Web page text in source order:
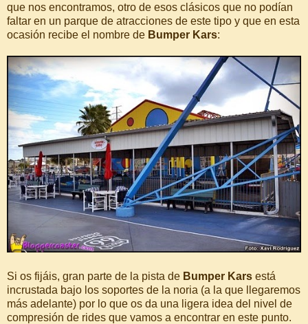
que nos encontramos, otro de esos clásicos que no podían
faltar en un parque de atracciones de este tipo y que en esta
ocasión recibe el nombre de Bumper Kars:
Si os fijáis, gran parte de la pista de Bumper Kars está
incrustada bajo los soportes de la noria (a la que llegaremos
más adelante) por lo que os da una ligera idea del nivel de
compresión de rides que vamos a encontrar en este punto.